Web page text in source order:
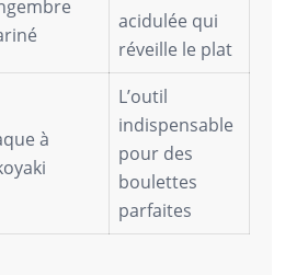
acidulée qui
réveille le plat
à
L’outil
indispensable
pour des
boulettes
parfaites